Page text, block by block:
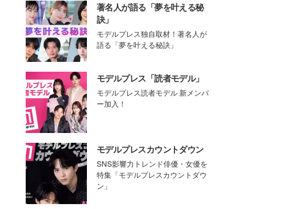
著名人が語る「夢を叶える秘
訣」
モデルプレス独自取材！著名人が
語る「夢を叶える秘訣」
モデルプレス「読者モデル」
モデルプレス読者モデル 新メンバ
ー加入！
モデルプレスカウントダウン
SNS影響力トレンド俳優・女優を
特集「モデルプレスカウントダウ
ン」